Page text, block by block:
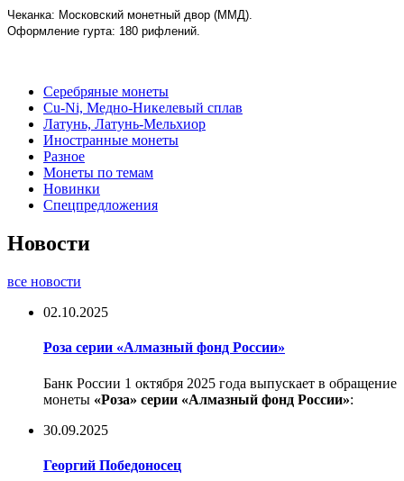
Чеканка: Московский монетный двор (ММД).
Оформление гурта: 180 рифлений.
Серебряные монеты
Cu-Ni, Медно-Никелевый сплав
Латунь, Латунь-Мельхиор
Иностранные монеты
Разное
Монеты по темам
Новинки
Спецпредложения
Новости
все новости
02.10.2025
Роза серии «Алмазный фонд России»
Банк России 1 октября 2025 года выпускает в обращение
монеты «Роза» серии «Алмазный фонд России»:
30.09.2025
Георгий Победоносец